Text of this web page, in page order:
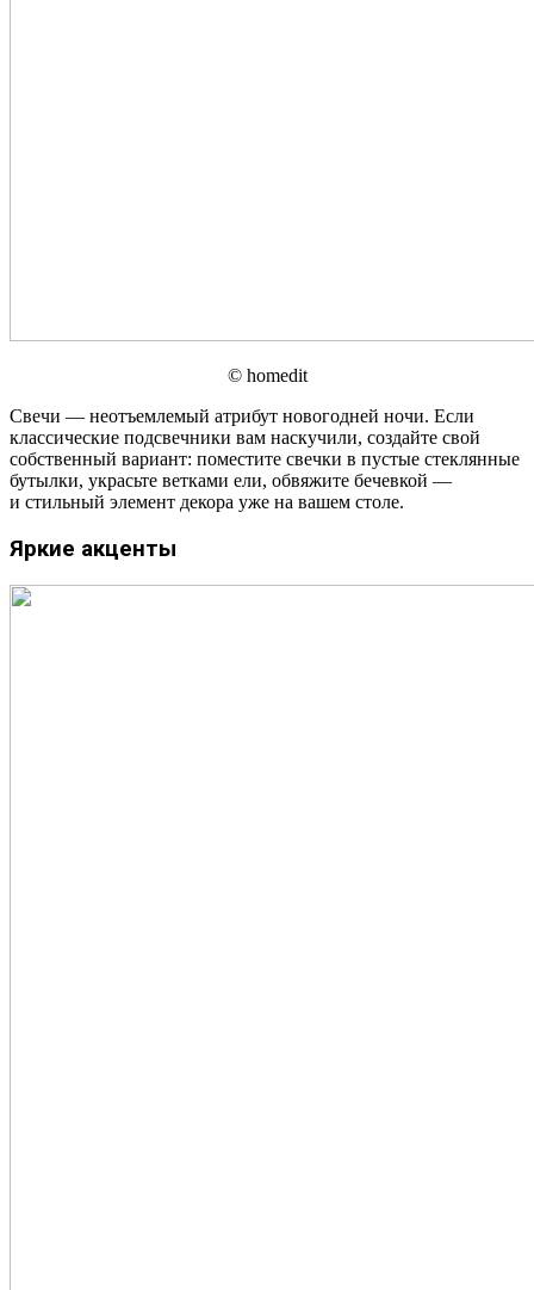
© homedit
Свечи — неотъемлемый атрибут новогодней ночи. Если
классические подсвечники вам наскучили, создайте свой
собственный вариант: поместите свечки в пустые стеклянные
бутылки, украсьте ветками ели, обвяжите бечевкой —
и стильный элемент декора уже на вашем столе.
Яркие акценты